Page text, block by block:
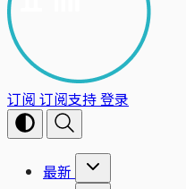
订阅 订阅支持登录
最新